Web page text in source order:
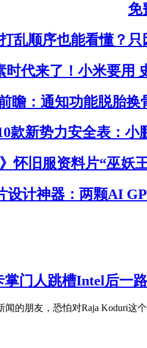
免
乱顺序也能看懂？
时代来了！小米要用
瞻：通知功能脱胎换
款新势力安全表：
》怀旧服资料片“巫妖
设计神器：两颗AI
门人跳槽Intel后一
闻的朋友，恐怕对Raja Koduri这